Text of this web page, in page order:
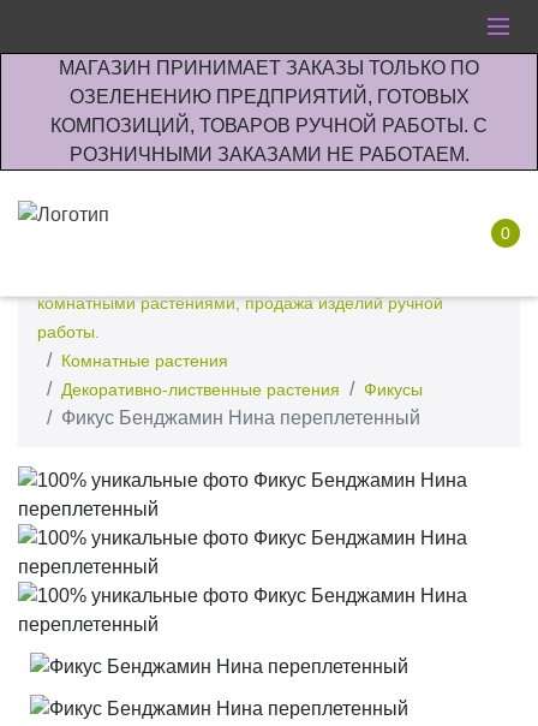
МАГАЗИН ПРИНИМАЕТ ЗАКАЗЫ ТОЛЬКО ПО
ОЗЕЛЕНЕНИЮ ПРЕДПРИЯТИЙ, ГОТОВЫХ
КОМПОЗИЦИЙ, ТОВАРОВ РУЧНОЙ РАБОТЫ. С
РОЗНИЧНЫМИ ЗАКАЗАМИ НЕ РАБОТАЕМ.
0
комнатными растениями, продажа изделий ручной
работы.
Комнатные растения
Декоративно-лиственные растения
Фикусы
Фикус Бенджамин Нина переплетенный